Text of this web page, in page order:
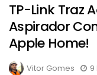
TP-Link Traz
Aspirador
Apple Home!
Vitor Gomes 9